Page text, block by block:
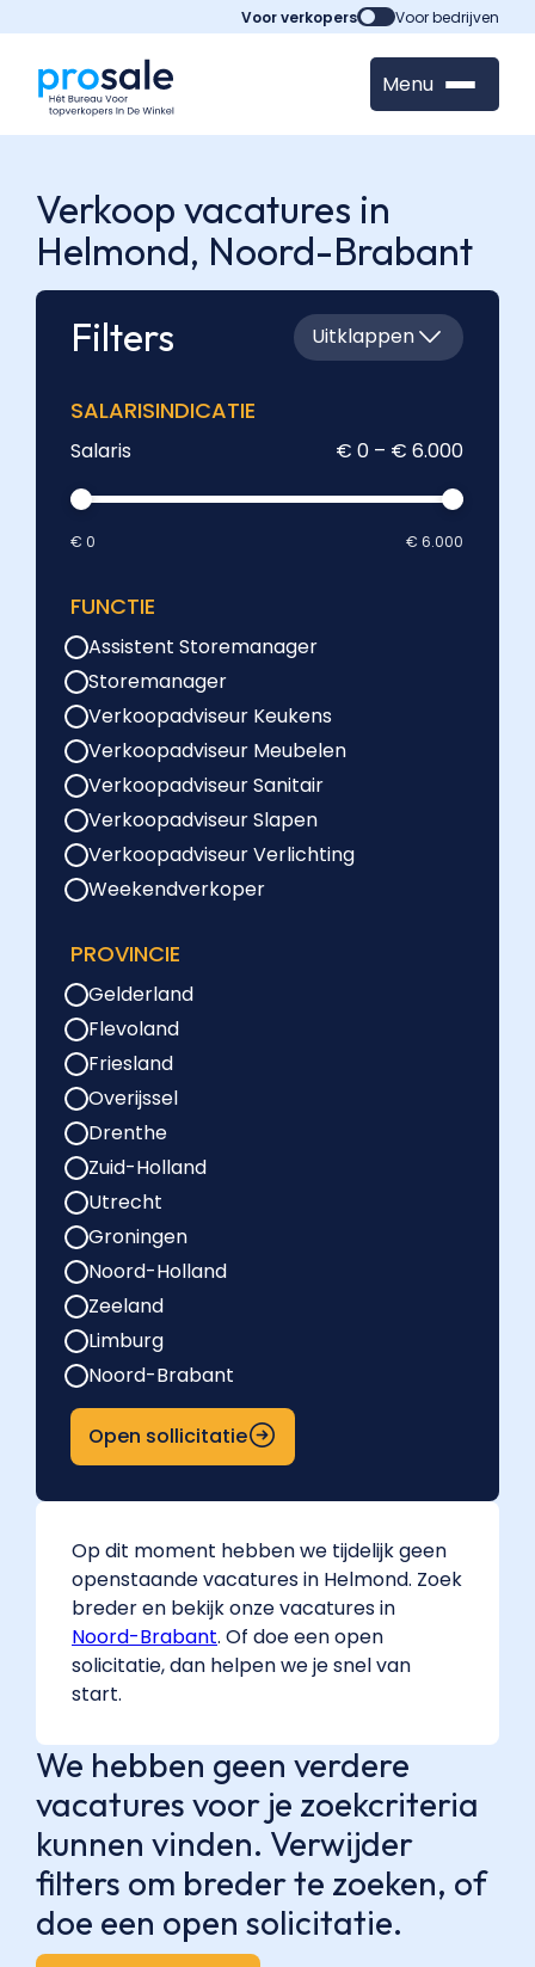
Voor verkopers Voor bedrijven
Menu
Verkoop vacatures in
Helmond, Noord-Brabant
Filters
Uitklappen
SALARISINDICATIE
Salaris € 0 – € 6.000
€ 0 € 6.000
FUNCTIE
Assistent Storemanager
Storemanager
Verkoopadviseur Keukens
Verkoopadviseur Meubelen
Verkoopadviseur Sanitair
Verkoopadviseur Slapen
Verkoopadviseur Verlichting
Weekendverkoper
PROVINCIE
Gelderland
Flevoland
Friesland
Overijssel
Drenthe
Zuid-Holland
Utrecht
Groningen
Noord-Holland
Zeeland
Limburg
Noord-Brabant
Open sollicitatie
Op dit moment hebben we tijdelijk geen
openstaande vacatures in Helmond. Zoek
breder en bekijk onze vacatures in
Noord-Brabant. Of doe een open
solicitatie, dan helpen we je snel van
start.
We hebben geen verdere
vacatures voor je zoekcriteria
kunnen vinden. Verwijder
filters om breder te zoeken, of
doe een open solicitatie.